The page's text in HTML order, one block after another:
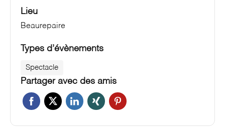
Lieu
Beaurepaire
Types d’évènements
Spectacle
Partager avec des amis